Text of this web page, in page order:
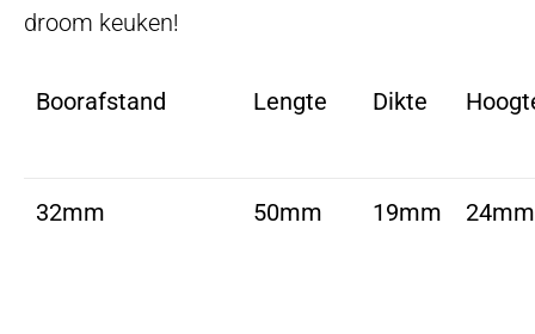
droom keuken!
Boorafstand Lengte Dikte
32mm 50mm 19mm 24mm